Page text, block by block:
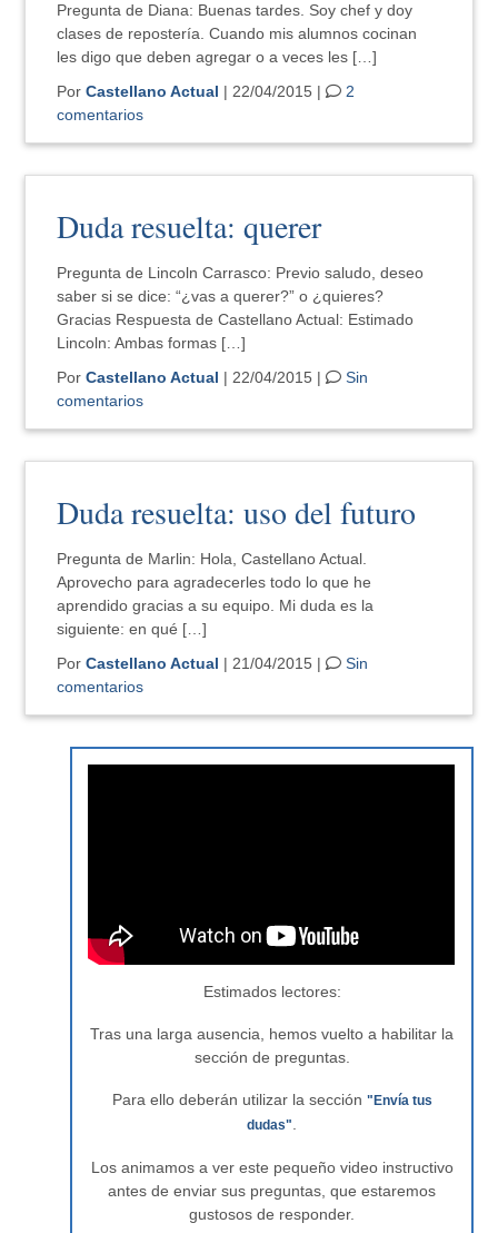
Pregunta de Diana: Buenas tardes. Soy chef y doy
clases de repostería. Cuando mis alumnos cocinan
les digo que deben agregar o a veces les […]
PorCastellano Actual | 22/04/2015 |
2
comentarios
Duda resuelta: querer
Pregunta de Lincoln Carrasco: Previo saludo, deseo
saber si se dice: “¿vas a querer?” o ¿quieres?
Gracias Respuesta de Castellano Actual: Estimado
Lincoln: Ambas formas […]
PorCastellano Actual | 22/04/2015 |
Sin
comentarios
Duda resuelta: uso del futuro
Pregunta de Marlin: Hola, Castellano Actual.
Aprovecho para agradecerles todo lo que he
aprendido gracias a su equipo. Mi duda es la
siguiente: en qué […]
PorCastellano Actual | 21/04/2015 |
Sin
comentarios
Estimados lectores:
Tras una larga ausencia, hemos vuelto a habilitar la
sección de preguntas.
Para ello deberán utilizar la sección "Envía tus
dudas"
Los animamos a ver este pequeño video instructivo
antes de enviar sus preguntas, que estaremos
gustosos de responder.